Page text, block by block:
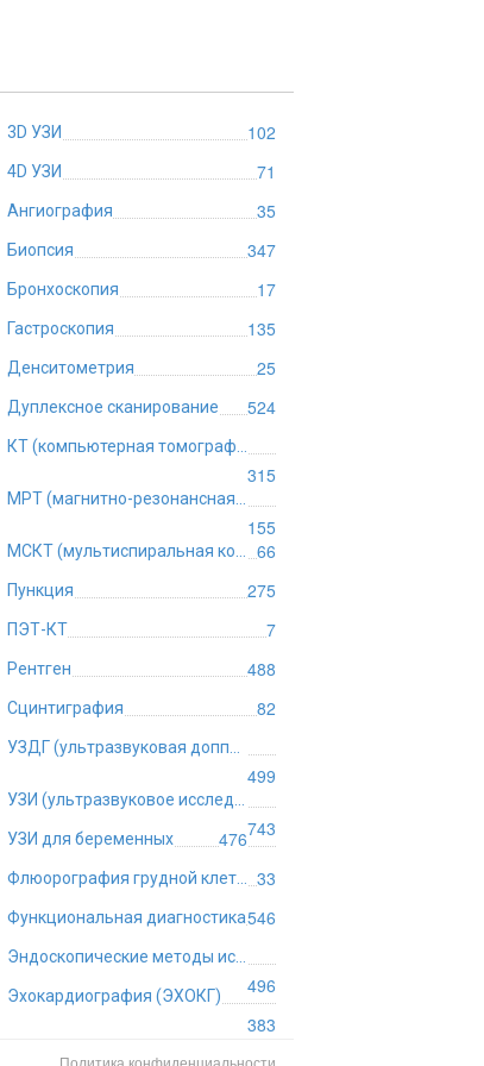
3D УЗИ 102
4D УЗИ 71
Ангиография 35
Биопсия 347
Бронхоскопия 17
Гастроскопия 135
Денситометрия 25
Дуплексное сканирование 524
315
155
66
Пункция 275
ПЭТ-КТ 7
Рентген 488
Сцинтиграфия 82
499
743
УЗИ для беременных 476
33
Функциональная диагностика546
496
Эхокардиография (ЭХОКГ)
383
Политика конфиденциальности